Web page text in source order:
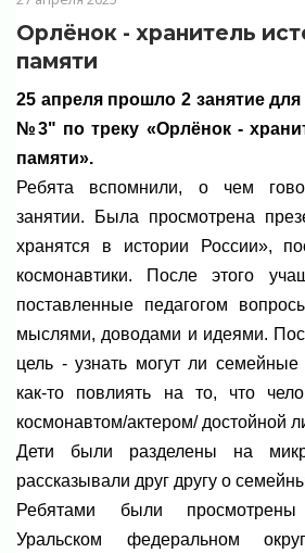
Орлёнок - хранитель
памяти
25 апреля прошло 2 занятие
№3" по треку «Орлёнок -
памяти».
Ребята вспомнили, о чем
занятии. Была просмотрена
хранятся в истории России»,
космонавтики. После этого
поставленные педагогом
мыслями, доводами и идеями.
цель - узнать могут ли семейные
как-то повлиять на то, что
космонавтом/актером/ достойной
Дети были разделены на
рассказывали друг другу о
Ребятами были
Уральском федеральном